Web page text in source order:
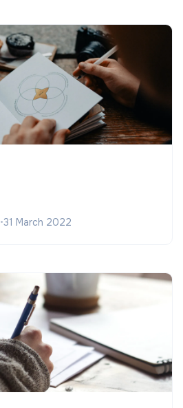
•31 March 2022